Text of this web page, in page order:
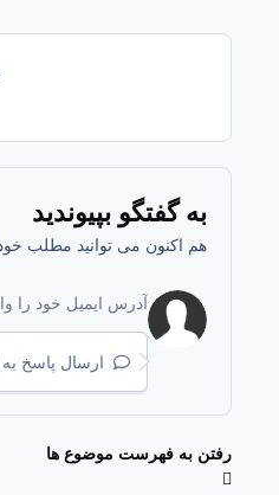
به گفتگو بپیوندید
هم اکنون می توانید مطلب خود
ارسال پاسخ
رفتن به فهرست موضوع ها